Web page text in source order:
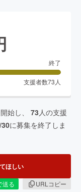
終了
支援者数73 人
始し、 73 人の支援
に募集を終了しま
ほしい
送る
URLコピー